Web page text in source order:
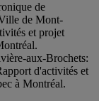
de
de Mont-
et projet
aux-Brochets:
d'activités et
à Montréal.